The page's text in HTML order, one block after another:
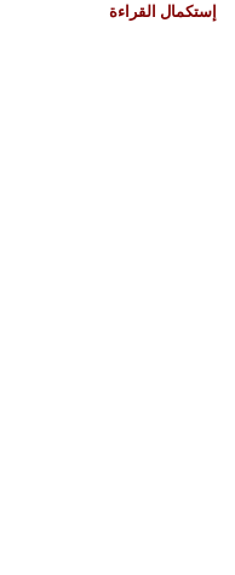
إستكمال القراءة